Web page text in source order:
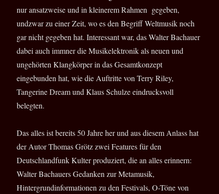
nur ansatzweise und in kleinerem Rahmen gegeben,
undzwar zu einer Zeit, wo es den Begriff Weltmusik noch
gar nicht gegeben hat. Interessant war, das Walter Bachauer
dabei auch immner die Musikelektronik als neuen und
ungehörten Klangkörper in das Gesamtkonzept
eingebunden hat, wie die Auftritte von Terry Riley,
Tangerine Dream und Klaus Schulze eindrucksvoll
belegten.
Das alles ist bereits 50 Jahre her und aus diesem Anlass hat
der Autor Thomas Grötz zwei Features für den
Deutschlandfunk Kulter produziert, die an alles erinnern:
Walter Bachauers Gedanken zur Metamusik,
Hintergrundinformationen zu den Festivals, O-Töne von